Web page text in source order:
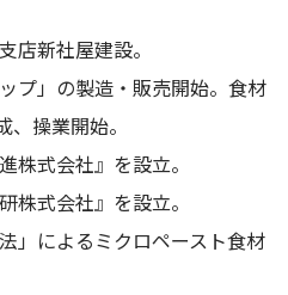
新社屋建設。
」の製造・販売開始。食材
操業開始。
式会社』を設立。
式会社』を設立。
によるミクロペースト食材